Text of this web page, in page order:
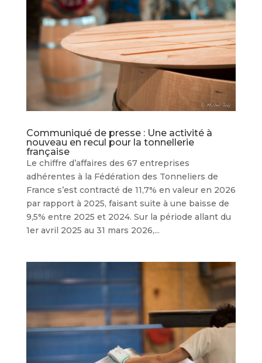
Communiqué de presse : Une activité à
nouveau en recul pour la tonnellerie
française
Le chiffre d’affaires des 67 entreprises
adhérentes à la Fédération des Tonneliers de
France s’est contracté de 11,7% en valeur en 2026
par rapport à 2025, faisant suite à une baisse de
9,5% entre 2025 et 2024. Sur la période allant du
1er avril 2025 au 31 mars 2026,...